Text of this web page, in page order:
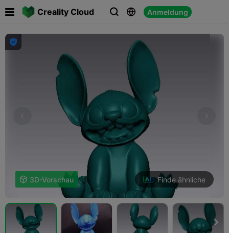
Creality Cloud   Anmeldung
 

 3D-Vorschau Finde ähnliche
